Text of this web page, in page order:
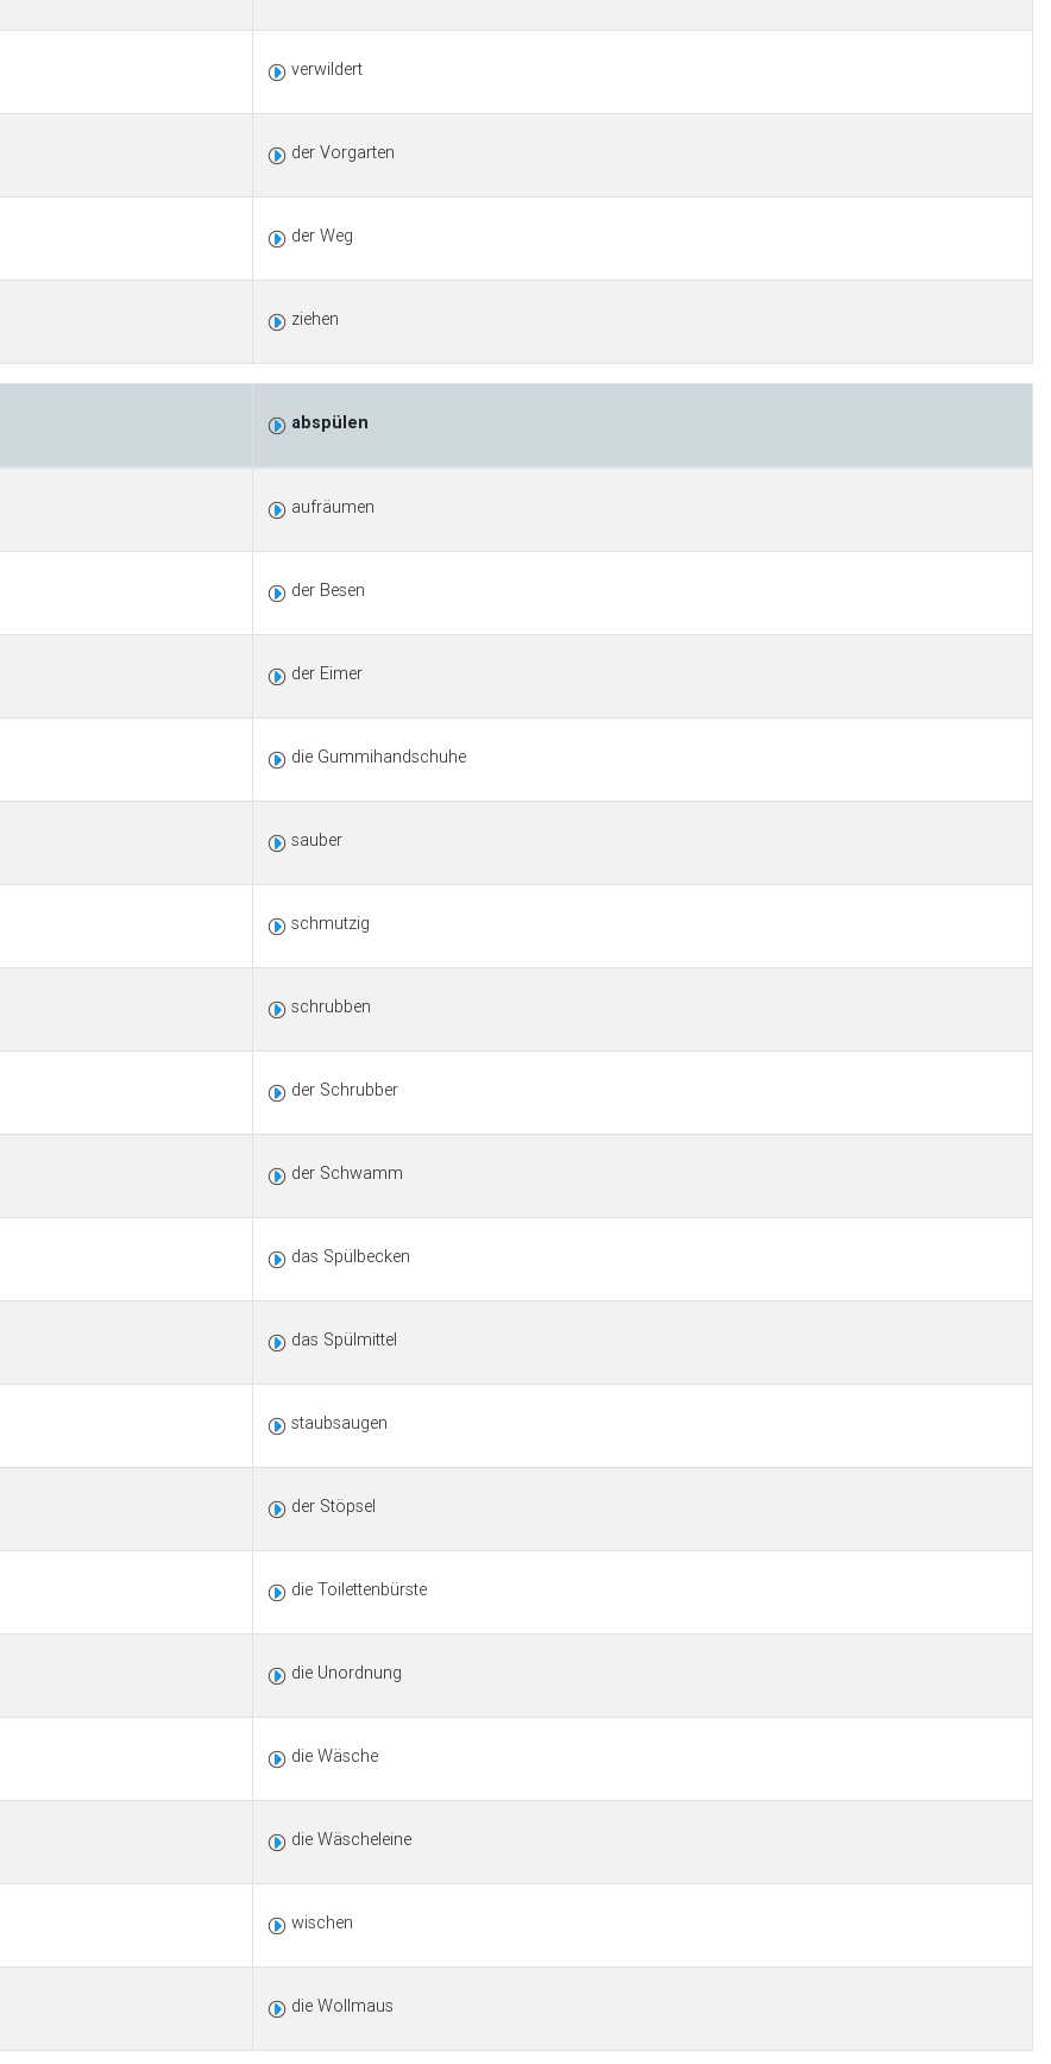
verwildert
der Vorgarten
der Weg
ziehen
abspülen
aufräumen
der Besen
der Eimer
die Gummihandschuhe
sauber
schmutzig
schrubben
der Schrubber
der Schwamm
das Spülbecken
das Spülmittel
staubsaugen
der Stöpsel
die Toilettenbürste
die Unordnung
die Wäsche
die Wäscheleine
wischen
die Wollmaus